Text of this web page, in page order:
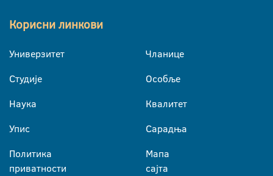
Корисни линкови
Универзитет
Студије
Наука
Упис
Политика
приватности
Чланице
Особље
Квалитет
Сарадња
Мапа
сајта